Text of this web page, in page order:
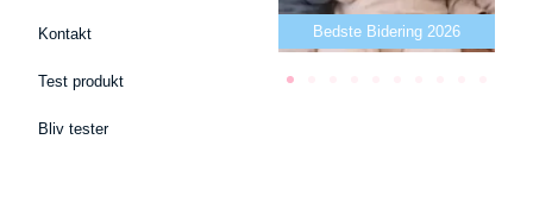
Kontakt
Test produkt
Bliv tester
Bedste puslepude 2026 Bedste Bidering 2026